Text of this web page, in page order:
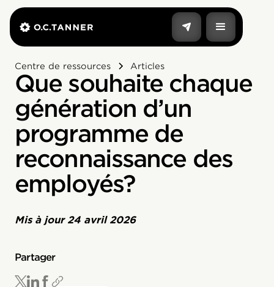
Centre de ressources Articles
Que souhaite chaque
génération d’un
programme de
reconnaissance des
employés?
Mis à jour 24 avril 2026
Partager